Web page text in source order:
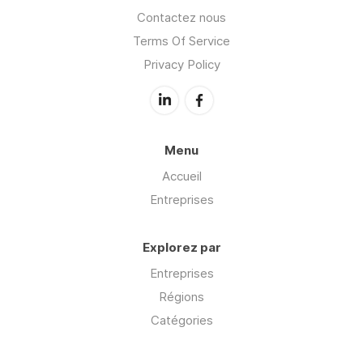
Contactez nous
Terms Of Service
Privacy Policy
Menu
Accueil
Entreprises
Explorez par
Entreprises
Régions
Catégories